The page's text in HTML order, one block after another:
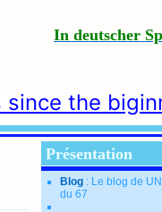
In deutscher
since the
Présentation
Blog : Le blog de
du 67